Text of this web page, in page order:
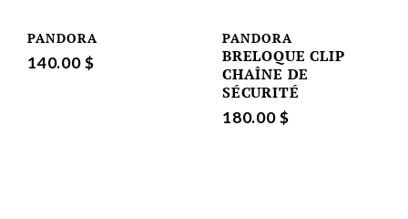
PANDORA
140.00 $
PANDORA
BRELOQUE CLIP
CHAÎNE DE
SÉCURITÉ
180.00 $